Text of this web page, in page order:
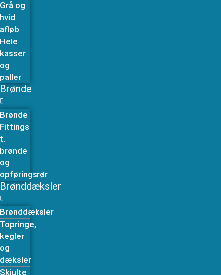
Grå og
hvid
afløb
Hele
kasser
og
paller
Brønde
Brønde
Fittings
t.
brønde
og
opføringsrør
Brønddæksler
Brønddæksler
Topringe,
kegler
og
dæksler
Skjulte